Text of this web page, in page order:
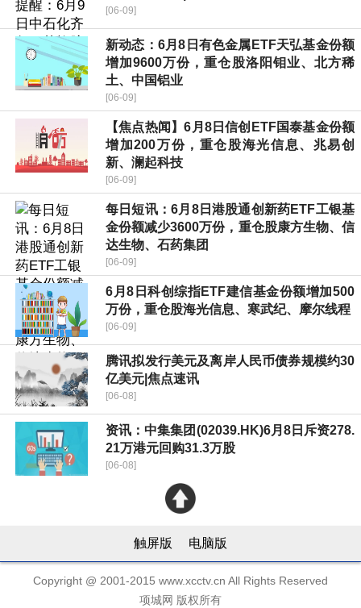
[06-09]
新动态：6月8日有色金属ETF天弘基金份额
增加9600万份，重仓股洛阳钼业、北方稀
土、中国铝业
[06-09]
【焦点热闻】6月8日信创ETF国泰基金份额
增加200万份，重仓股海光信息、兆易创
新、澜起科技
[06-09]
每日短讯：6月8日港股通创新药ETF工银基
金份额减少3600万份，重仓股康方生物、信
达生物、石药集团
[06-09]
6月8日科创综指ETF建信基金份额增加500
万份，重仓股海光信息、寒武纪、摩尔线程
[06-09]
腾讯拟发行美元及离岸人民币债券规模约30
亿美元|焦点速讯
[06-08]
资讯：中集集团(02039.HK)6月8日斥资278.
21万港元回购31.3万股
[06-08]
触屏版 电脑版
Copyright @ 2001-2015 www.xcctv.cn All Rights Reserved
项城网 版权所有